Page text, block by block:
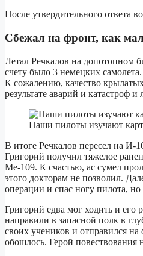
После утвердительного ответа
Сбежал на фронт, как
Летал Речкалов на допотопном
счету было 3 немецких
К сожалению, качество
результате аварий и катастроф
Наши пилоты изучают
В итоге Речкалов пересел на И-
Григорий получил тяжелое
Ме-109. К счастью, ас сумел
этого докторам не позволил.
операции и спас ногу пилота,
Григорий едва мог ходить и
направили в запасной полк в
своих учеников и отправился
обошлось. Герой